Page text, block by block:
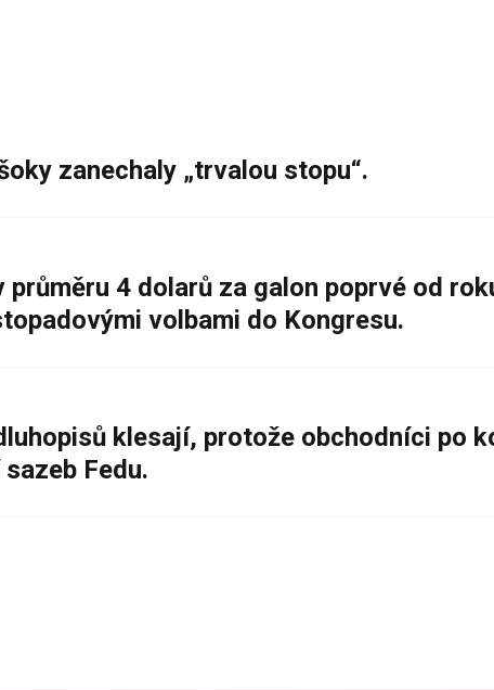
zanechaly „trvalou stopu“.
průměru 4 dolarů za galon poprvé od
volbami do Kongresu.
klesají, protože obchodníci po
Fedu.